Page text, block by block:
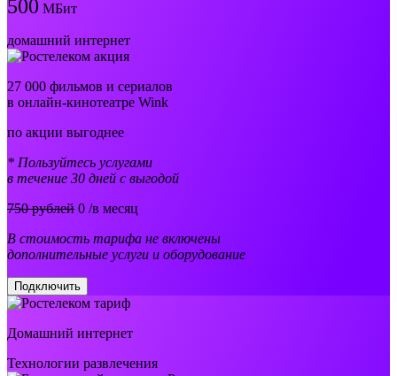
500 МБит
домашний интернет
27 000 фильмов и сериалов
в онлайн-кинотеатре Wink
по акции выгоднее
* Пользуйтесь услугами
в течение 30 дней с выгодой
750 рублей 0 /в месяц
В стоимость тарифа не включены
дополнительные услуги и оборудование
Подключить
Домашний интернет
Технологии развлечения